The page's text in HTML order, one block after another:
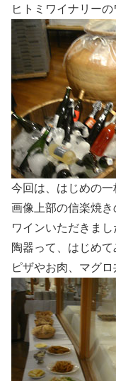
ヒトミワイナリーの
今回は、はじめの一
画像上部の信楽焼
ワインいただきまし
陶器って、はじめて
ピザやお肉、マグロ